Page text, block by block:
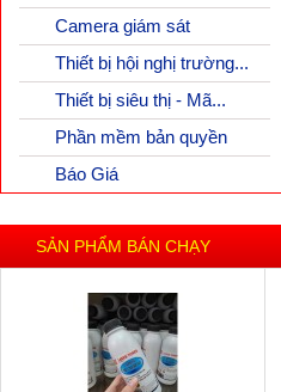
Camera giám sát
Thiết bị hội nghị trường...
Thiết bị siêu thị - Mã...
Phần mềm bản quyền
Báo Giá
SẢN PHẨM BÁN CHẠY